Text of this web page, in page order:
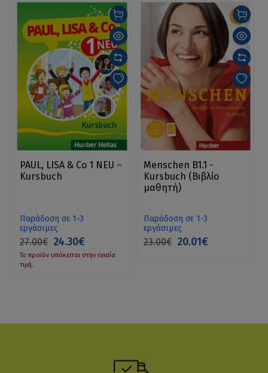
PAUL, LISA & Co 1 NEU –
Kursbuch
Παράδοση σε 1-3
εργάσιμες
27.00€ 24.30€
Το προϊόν υπόκειται στην ενιαία
τιμή.
Menschen B1.1 -
Kursbuch (Βιβλίο
μαθητή)
Παράδοση σε 1-3
εργάσιμες
23.00€ 20.01€